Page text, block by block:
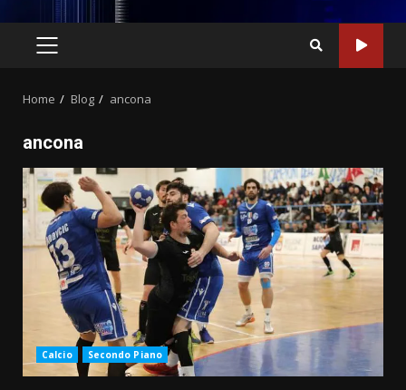
PRIMARY
Home Blog ancona
ancona
Calcio Secondo Piano